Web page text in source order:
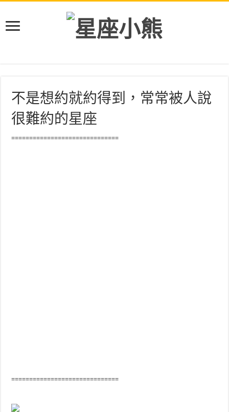
不是想約就約得到，常常被人說
很難約的星座
==============================
==============================